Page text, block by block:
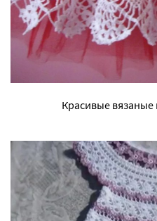
Красивые вязаные